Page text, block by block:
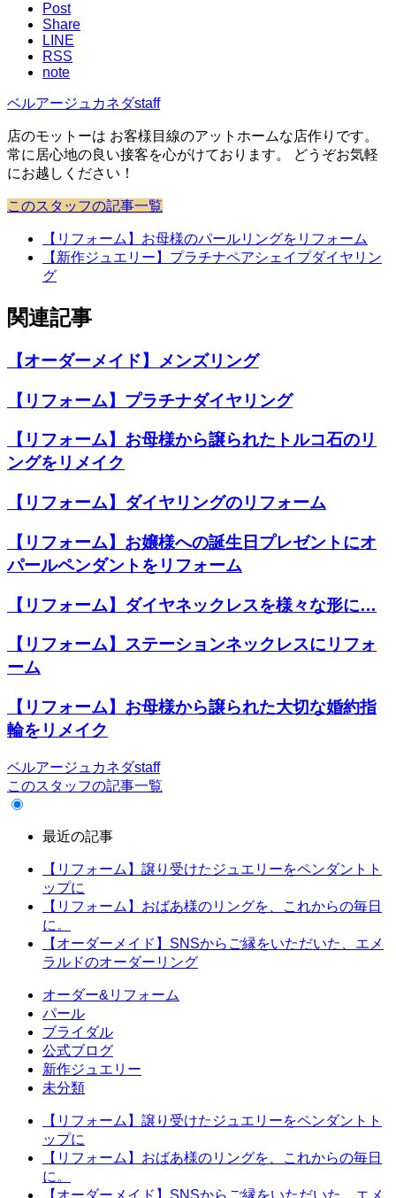
Post
Share
LINE
RSS
note
ベルアージュカネダstaff
店のモットーは お客様目線のアットホームな店作りです。
常に居心地の良い接客を心がけております。 どうぞお気軽
にお越しください！
このスタッフの記事一覧
【リフォーム】お母様のパールリングをリフォーム
【新作ジュエリー】プラチナペアシェイプダイヤリン
グ
関連記事
【オーダーメイド】メンズリング
【リフォーム】プラチナダイヤリング
【リフォーム】⁡お母様から譲られたトルコ石のリ
ングをリメイク
【リフォーム】ダイヤリングのリフォーム
【リフォーム】お嬢様への誕生日プレゼントにオ
パールペンダントをリフォーム
【リフォーム】ダイヤネックレスを様々な形に…
【リフォーム】ステーションネックレスにリフォ
ーム
【リフォーム】お母様から譲られた大切な婚約指
輪をリメイク
ベルアージュカネダstaff
このスタッフの記事一覧
最近の記事
【リフォーム】譲り受けたジュエリーをペンダントト
ップに
【リフォーム】おばあ様のリングを、これからの毎日
に。
【オーダーメイド】SNSからご縁をいただいた、エメ
ラルドのオーダーリング
オーダー&リフォーム
パール
ブライダル
公式ブログ
新作ジュエリー
未分類
【リフォーム】譲り受けたジュエリーをペンダントト
ップに
【リフォーム】おばあ様のリングを、これからの毎日
に。
【オーダーメイド】SNSからご縁をいただいた、エメ